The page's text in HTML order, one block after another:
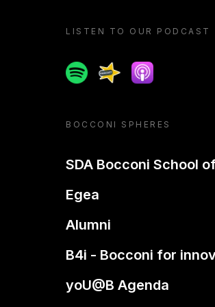
LISTEN TO OUR PODCAST
SpotifySpreakerApple podcast
BOCCONI SPHERES
SDA Bocconi School
Egea
Alumni
B4i - Bocconi for
yoU@B Agenda